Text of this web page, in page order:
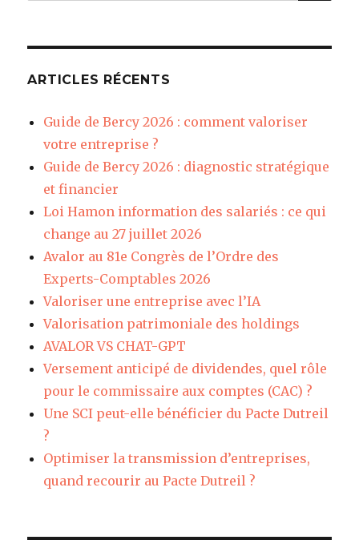
ARTICLES RÉCENTS
Guide de Bercy 2026 : comment valoriser
votre entreprise ?
Guide de Bercy 2026 : diagnostic stratégique
et financier
Loi Hamon information des salariés : ce qui
change au 27 juillet 2026
Avalor au 81e Congrès de l’Ordre des
Experts-Comptables 2026
Valoriser une entreprise avec l’IA
Valorisation patrimoniale des holdings
AVALOR VS CHAT-GPT
Versement anticipé de dividendes, quel rôle
pour le commissaire aux comptes (CAC) ?
Une SCI peut-elle bénéficier du Pacte Dutreil
?
Optimiser la transmission d’entreprises,
quand recourir au Pacte Dutreil ?